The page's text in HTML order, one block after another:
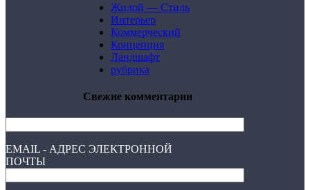
Жилой — Стиль
Интерьер
Коммерческий
Концепция
Ландшафт
рубрика
Свежие комментарии
EMAIL - АДРЕС ЭЛЕКТРОННОЙ
ПОЧТЫ